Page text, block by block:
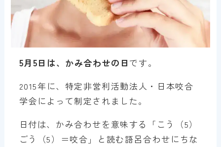
5月5日は、かみ合わせの日 です。
2015年に、特定非営利活動法人・日本咬合
学会によって制定されました。
日付は、かみ合わせを意味する「こう（5）
ごう（5）＝咬合」と読む語呂合わせにちな